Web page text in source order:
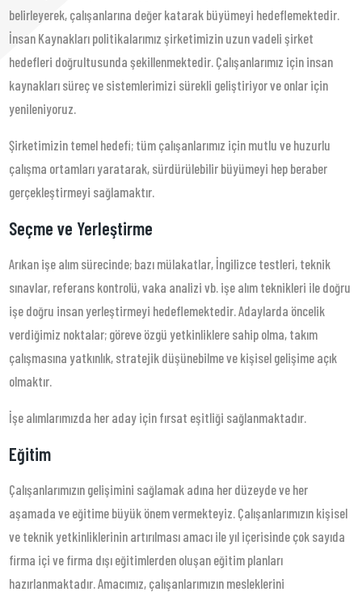
belirleyerek, çalışanlarına değer katarak büyümeyi hedeflemektedir.
İnsan Kaynakları politikalarımız şirketimizin uzun vadeli şirket
hedefleri doğrultusunda şekillenmektedir. Çalışanlarımız için insan
kaynakları süreç ve sistemlerimizi sürekli geliştiriyor ve onlar için
yenileniyoruz.
Şirketimizin temel hedefi; tüm çalışanlarımız için mutlu ve huzurlu
çalışma ortamları yaratarak, sürdürülebilir büyümeyi hep beraber
gerçekleştirmeyi sağlamaktır.
Seçme ve Yerleştirme
Arıkan işe alım sürecinde; bazı mülakatlar, İngilizce testleri, teknik
sınavlar, referans kontrolü, vaka analizi vb. işe alım teknikleri ile doğru
işe doğru insan yerleştirmeyi hedeflemektedir. Adaylarda öncelik
verdiğimiz noktalar; göreve özgü yetkinliklere sahip olma, takım
çalışmasına yatkınlık, stratejik düşünebilme ve kişisel gelişime açık
olmaktır.
İşe alımlarımızda her aday için fırsat eşitliği sağlanmaktadır.
Eğitim
Çalışanlarımızın gelişimini sağlamak adına her düzeyde ve her
aşamada ve eğitime büyük önem vermekteyiz. Çalışanlarımızın kişisel
ve teknik yetkinliklerinin artırılması amacı ile yıl içerisinde çok sayıda
firma içi ve firma dışı eğitimlerden oluşan eğitim planları
hazırlanmaktadır. Amacımız, çalışanlarımızın mesleklerini